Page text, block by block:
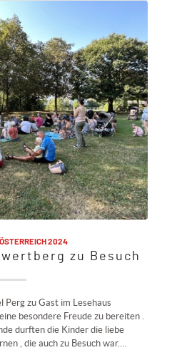
2024
zu Besuch
zu Gast im Lesehaus
besondere Freude zu bereiten .
durften die Kinder die liebe
, die auch zu Besuch war.…